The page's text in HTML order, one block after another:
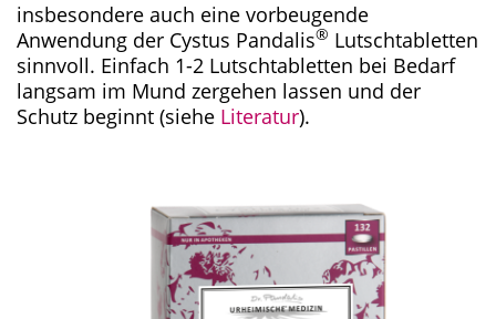
insbesondere auch eine vorbeugende
Anwendung der Cystus Pandalis® Lutschtabletten
sinnvoll. Einfach 1-2 Lutschtabletten bei Bedarf
langsam im Mund zergehen lassen und der
Schutz beginnt (siehe Literatur).